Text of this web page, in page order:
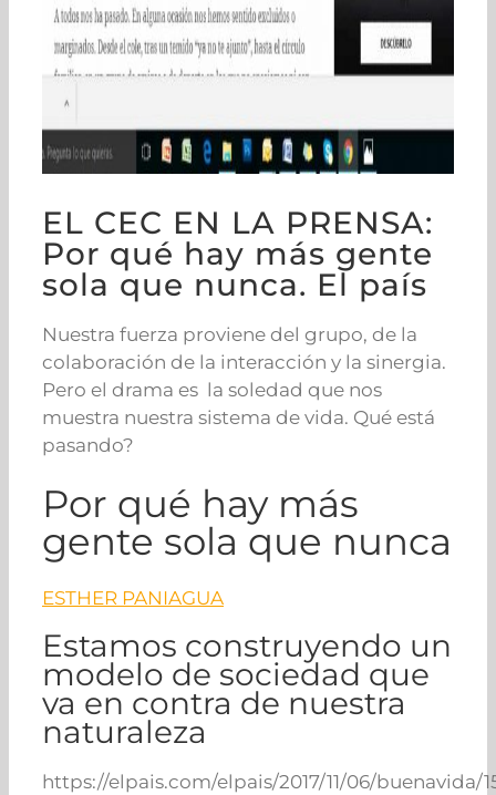
EL CEC EN LA PRENSA:
Por qué hay más gente
sola que nunca. El país
Nuestra fuerza proviene del grupo, de la
colaboración de la interacción y la sinergia.
Pero el drama es la soledad que nos
muestra nuestra sistema de vida. Qué está
pasando?
Por qué hay más
gente sola que nunca
ESTHER PANIAGUA
Estamos construyendo un
modelo de sociedad que
va en contra de nuestra
naturaleza
https://elpais.com/elpais/2017/11/06/buenavida/